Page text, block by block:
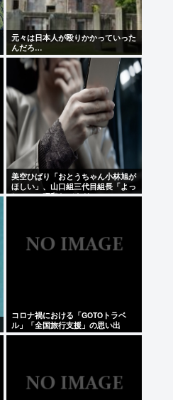
元々は日本人が殴りかかっていった
んだろ…
美空ひばり「おとうちゃん小林旭が
ほしい」、山口組三代目組長「よっ
しゃ」、昭和ヤバすぎ⇒！！！
コロナ禍における「GOTOトラベ
ル」「全国旅行支援」の思い出